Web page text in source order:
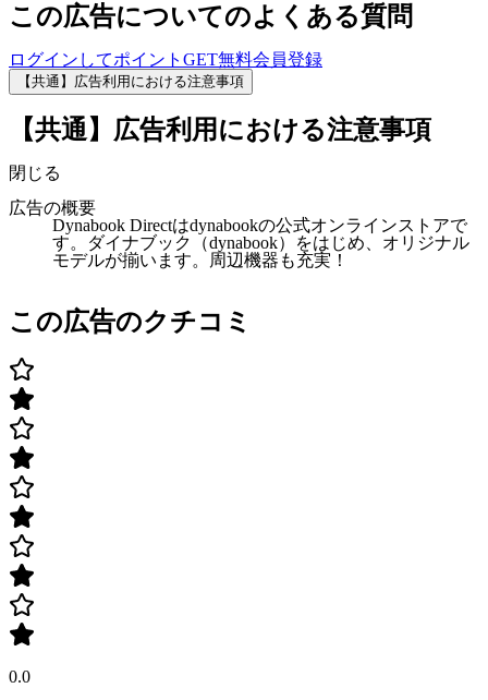
この広告についてのよくある質問
ログインしてポイントGET無料会員登録
【共通】広告利用における注意事項
【共通】広告利用における注意事項
閉じる
広告の概要
Dynabook Directはdynabookの公式オンラインストアで
す。ダイナブック（dynabook）をはじめ、オリジナル
モデルが揃います。周辺機器も充実！
この広告のクチコミ
0.0